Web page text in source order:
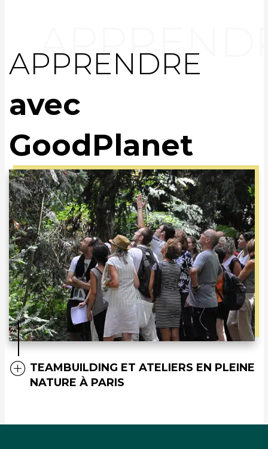
APPRENDRE
avec
GoodPlanet
TEAMBUILDING ET ATELIERS EN PLEINE
NATURE À PARIS